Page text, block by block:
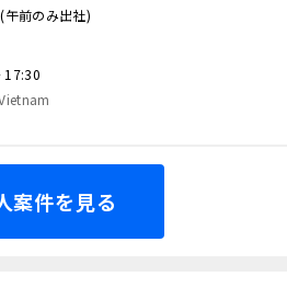
午前のみ出社)
17:30
案件を見る